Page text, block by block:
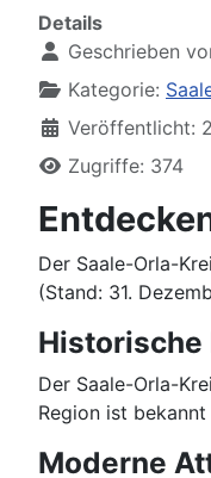
Details
Geschrieben
Kategorie:
Veröffentlicht:
Zugriffe: 374
Der Saale-Orla-
(Stand: 31.
Historische
Der Saale-Orla-
Region ist
Moderne